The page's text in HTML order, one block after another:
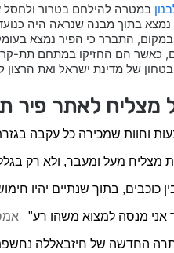
במטרה להילחם בטרור ולחסל
בתוך מבנה שנראה היה
כאשר הם החזיקו במתחם תת-
של מדינת ישראל ואת הרצון
לאתר פיר
וחוות שמכירה כל עקבה
מצליח מעל ומעבר, ולא רק
כוכבים, בתוך שנתיים יהיו
מנסה למצוא משהו רע"
החדשה של חיזבאללה